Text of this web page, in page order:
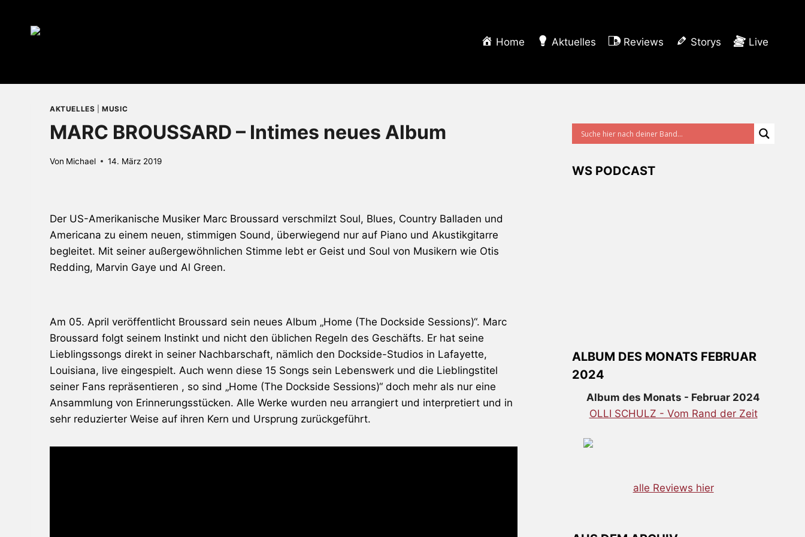
Home Aktuelles Reviews Storys Live
AKTUELLES |MUSIC
MARC BROUSSARD – Intimes neues Album
Von Michael 14. März 2019
Der US-Amerikanische Musiker Marc Broussard verschmilzt Soul, Blues, Country Balladen und
Americana zu einem neuen, stimmigen Sound, überwiegend nur auf Piano und Akustikgitarre
begleitet. Mit seiner außergewöhnlichen Stimme lebt er Geist und Soul von Musikern wie Otis
Redding, Marvin Gaye und Al Green.
Am 05. April veröffentlicht Broussard sein neues Album „Home (The Dockside Sessions)“. Marc
Broussard folgt seinem Instinkt und nicht den üblichen Regeln des Geschäfts. Er hat seine
Lieblingssongs direkt in seiner Nachbarschaft, nämlich den Dockside-Studios in Lafayette,
Louisiana, live eingespielt. Auch wenn diese 15 Songs sein Lebenswerk und die Lieblingstitel
seiner Fans repräsentieren , so sind „Home (The Dockside Sessions)“ doch mehr als nur eine
Ansammlung von Erinnerungs­stücken. Alle Werke wurden neu arrangiert und interpretiert und in
sehr reduzierter Weise auf ihren Kern und Ursprung zurückgeführt.
WS PODCAST
ALBUM DES MONATS FEBRUAR
2024
Album des Monats - Februar 2024
OLLI SCHULZ - Vom Rand der Zeit
alle Reviews hier